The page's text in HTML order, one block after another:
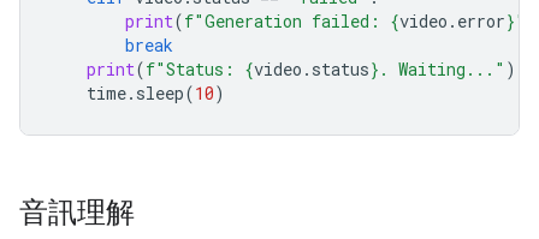
print(f"Generation failed: {video . error}"
break
print(f"Status: {video . status} . Waiting..." )
time. sleep(10)
音訊理解